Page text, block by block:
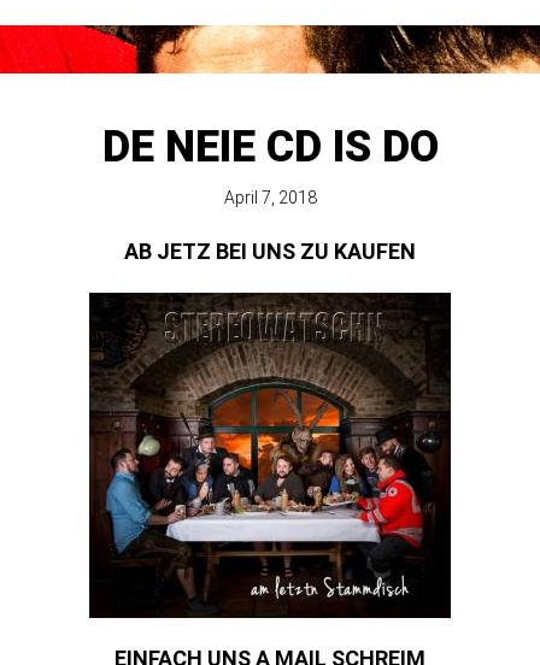
DE NEIE CD IS DO
April 7, 2018
AB JETZ BEI UNS ZU KAUFEN
EINFACH UNS A MAIL SCHREIM